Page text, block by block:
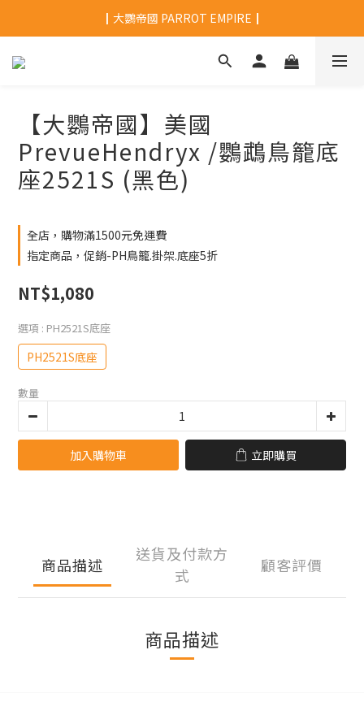
┃大鸚帝國 PARROT EMPIRE┃
【大鸚帝國】美國
PrevueHendryx /鸚鵡鳥籠底
座2521S (黑色)
全店，購物滿1500元免運費
指定商品，促銷-PH鳥籠.掛架.底座5折
NT$1,080
選項 : PH2521S底座
PH2521S底座
數量
加入購物車 立即購買
商品描述
送貨及付款方
式
顧客評價
商品描述